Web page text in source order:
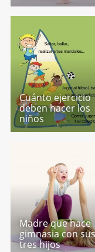
Cuánto ejercicio
deben hacer los
niños
Madre que hace
gimnasia con sus
tres hijos